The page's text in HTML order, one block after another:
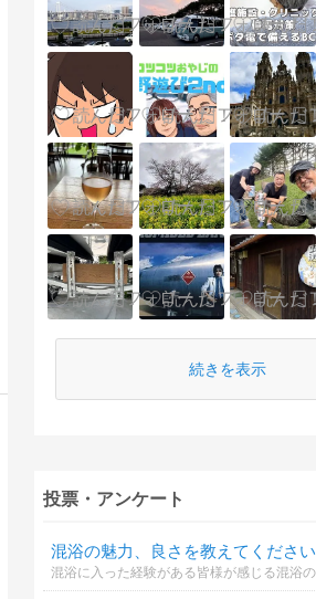
続きを表示
投票・アンケート
混浴の魅力、良さを教えてください